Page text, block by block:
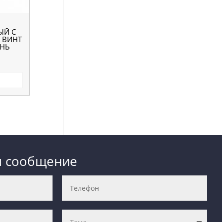
С
сообщение